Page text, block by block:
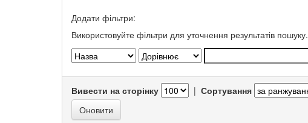
Додати фільтри:
Використовуйте фільтри для уточнення результатів пошуку.
Вивести на сторінку | Сортування